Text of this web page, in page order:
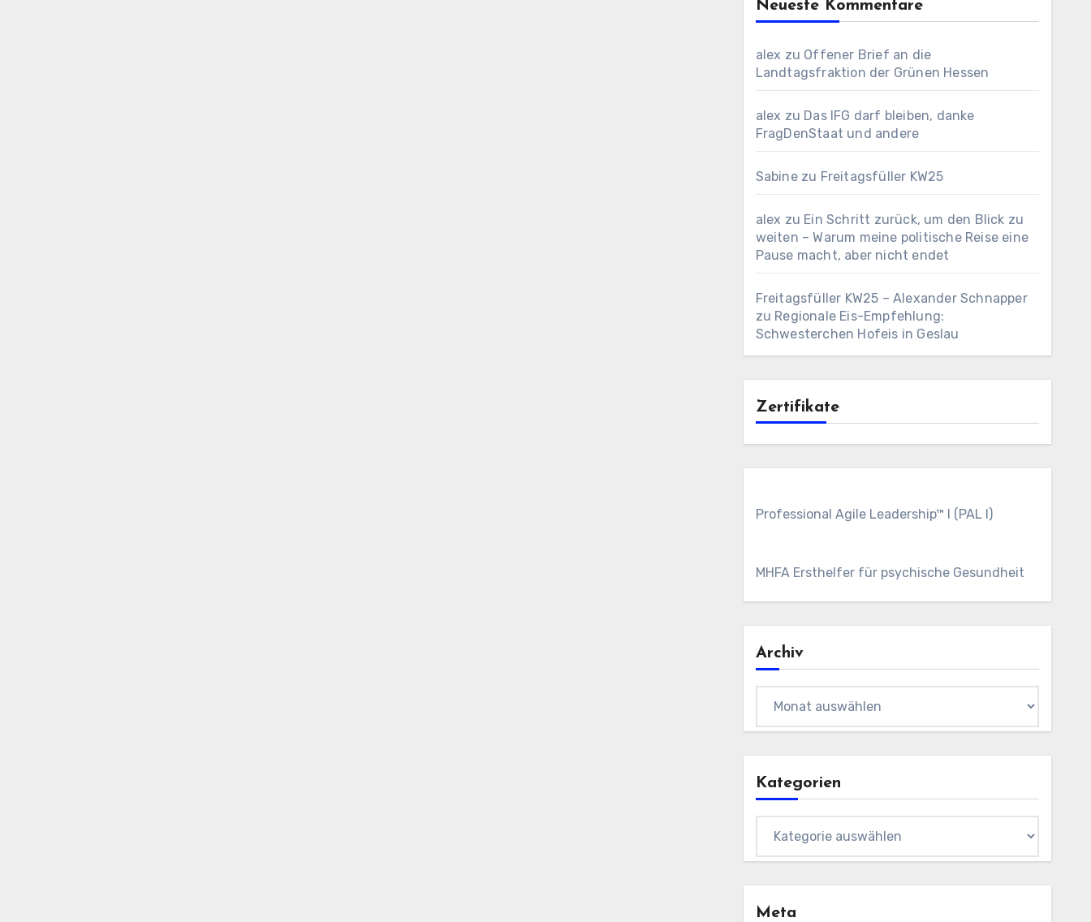
Neueste Kommentare
alex zu Offener Brief an die
Landtagsfraktion der Grünen Hessen
alex zu Das IFG darf bleiben, danke
FragDenStaat und andere
Sabinezu Freitagsfüller KW25
alex zu Ein Schritt zurück, um den Blick zu
weiten – Warum meine politische Reise eine
Pause macht, aber nicht endet
Freitagsfüller KW25 – Alexander Schnapper
zu Regionale Eis-Empfehlung:
Schwesterchen Hofeis in Geslau
Zertifikate
Professional Agile Leadership™ I (PAL I)
MHFA Ersthelfer für psychische Gesundheit
Archiv
Kategorien
Meta